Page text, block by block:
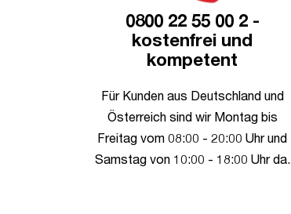
0800 22 55 00 2 -
kostenfrei und
kompetent
Für Kunden aus Deutschland und
Österreich sind wir Montag bis
Freitag vom 08:00 - 20:00 Uhr und
Samstag von 10:00 - 18:00 Uhr da.